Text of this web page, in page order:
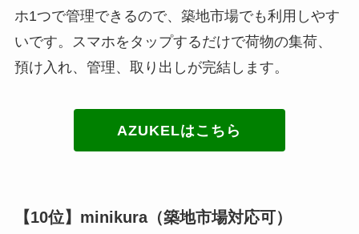
ホ1つで管理できるので、築地市場でも利用しやす
いです。スマホをタップするだけで荷物の集荷、
預け入れ、管理、取り出しが完結します。
AZUKELはこちら
【10位】minikura（築地市場対応可）